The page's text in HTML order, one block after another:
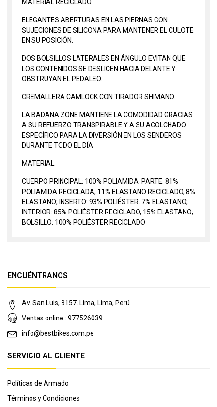
MATERIAL RECICLADO.
ELEGANTES ABERTURAS EN LAS PIERNAS CON
SUJECIONES DE SILICONA PARA MANTENER EL CULOTE
EN SU POSICIÓN.
DOS BOLSILLOS LATERALES EN ÁNGULO EVITAN QUE
LOS CONTENIDOS SE DESLICEN HACIA DELANTE Y
OBSTRUYAN EL PEDALEO.
CREMALLERA CAMLOCK CON TIRADOR SHIMANO.
LA BADANA ZONE MANTIENE LA COMODIDAD GRACIAS
A SU REFUERZO TRANSPIRABLE Y A SU ACOLCHADO
ESPECÍFICO PARA LA DIVERSIÓN EN LOS SENDEROS
DURANTE TODO EL DÍA
MATERIAL:
CUERPO PRINCIPAL: 100% POLIAMIDA; PARTE: 81%
POLIAMIDA RECICLADA, 11% ELASTANO RECICLADO, 8%
ELASTANO; INSERTO: 93% POLIÉSTER, 7% ELASTANO;
INTERIOR: 85% POLIÉSTER RECICLADO, 15% ELASTANO;
BOLSILLO: 100% POLIÉSTER RECICLADO
ENCUÉNTRANOS
Av. San Luis, 3157, Lima, Lima, Perú
Ventas online : 977526039
info@bestbikes.com.pe
SERVICIO AL CLIENTE
Políticas de Armado
Términos y Condiciones